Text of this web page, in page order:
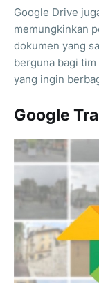
Google Drive
memungkinkan
dokumen yang
berguna bagi
yang ingin
Google